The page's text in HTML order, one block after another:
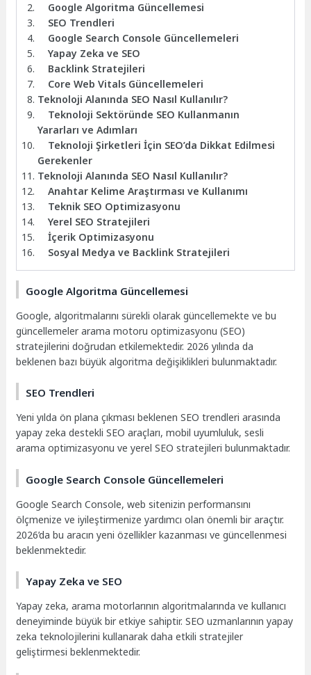
Google Algoritma Güncellemesi
SEO Trendleri
Google Search Console Güncellemeleri
Yapay Zeka ve SEO
Backlink Stratejileri
Core Web Vitals Güncellemeleri
Teknoloji Alanında SEO Nasıl Kullanılır?
Teknoloji Sektöründe SEO Kullanmanın
Yararları ve Adımları
Teknoloji Şirketleri İçin SEO’da Dikkat Edilmesi
Gerekenler
Teknoloji Alanında SEO Nasıl Kullanılır?
Anahtar Kelime Araştırması ve Kullanımı
Teknik SEO Optimizasyonu
Yerel SEO Stratejileri
İçerik Optimizasyonu
Sosyal Medya ve Backlink Stratejileri
Google Algoritma Güncellemesi
Google, algoritmalarını sürekli olarak güncellemekte ve bu
güncellemeler arama motoru optimizasyonu (SEO)
stratejilerini doğrudan etkilemektedir. 2026 yılında da
beklenen bazı büyük algoritma değişiklikleri bulunmaktadır.
SEO Trendleri
Yeni yılda ön plana çıkması beklenen SEO trendleri arasında
yapay zeka destekli SEO araçları, mobil uyumluluk, sesli
arama optimizasyonu ve yerel SEO stratejileri bulunmaktadır.
Google Search Console Güncellemeleri
Google Search Console, web sitenizin performansını
ölçmenize ve iyileştirmenize yardımcı olan önemli bir araçtır.
2026’da bu aracın yeni özellikler kazanması ve güncellenmesi
beklenmektedir.
Yapay Zeka ve SEO
Yapay zeka, arama motorlarının algoritmalarında ve kullanıcı
deneyiminde büyük bir etkiye sahiptir. SEO uzmanlarının yapay
zeka teknolojilerini kullanarak daha etkili stratejiler
geliştirmesi beklenmektedir.